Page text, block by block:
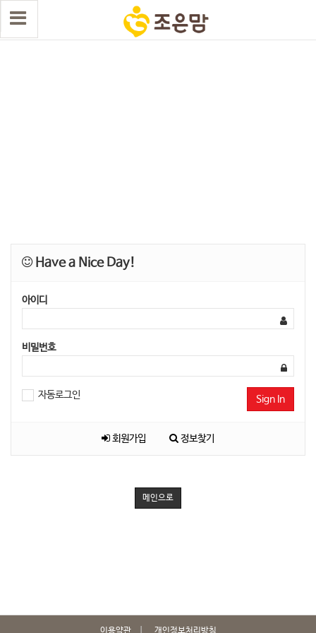
Have a Nice Day!
아이디
비밀번호
자동로그인 Sign In
회원가입 정보찾기
메인으로
이용약관 개인정보처리방침